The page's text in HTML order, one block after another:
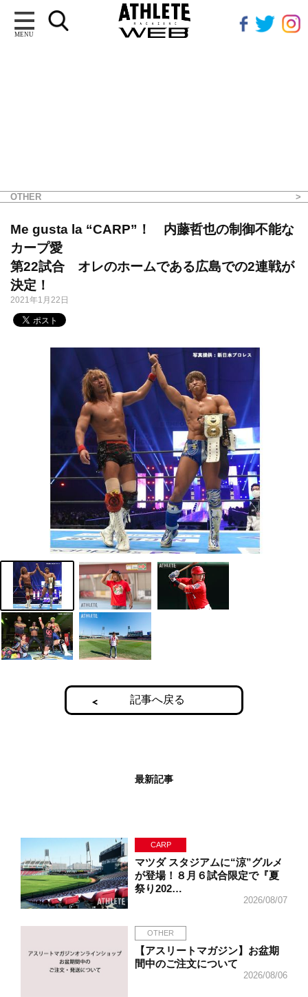
MENU
OTHER
Me gusta la “CARP”！ 内藤哲也の制御不能な
カープ愛
第22試合 オレのホームである広島での2連戦が
決定！
2021年1月22日
記事へ戻る
最新記事
CARP
マツダ スタジアムに“涼”グルメ
が登場！８月６試合限定で『夏
祭り202…
2026/08/07
OTHER
【アスリートマガジン】お盆期
間中のご注文について
2026/08/06